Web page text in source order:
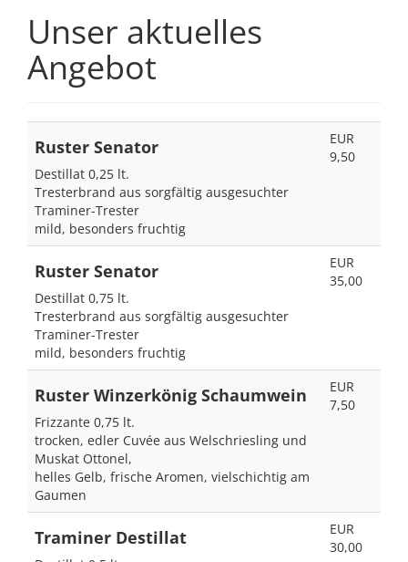
Unser aktuelles
Angebot
Ruster Senator
Destillat 0,25 lt.
Tresterbrand aus sorgfältig ausgesuchter
Traminer-Trester
mild, besonders fruchtig
EUR
9,50
Ruster Senator
Destillat 0,75 lt.
Tresterbrand aus sorgfältig ausgesuchter
Traminer-Trester
mild, besonders fruchtig
EUR
35,00
Ruster Winzerkönig Schaumwein
Frizzante 0,75 lt.
trocken, edler Cuvée aus Welschriesling und
Muskat Ottonel,
helles Gelb, frische Aromen, vielschichtig am
Gaumen
EUR
7,50
Traminer Destillat
EUR
30,00